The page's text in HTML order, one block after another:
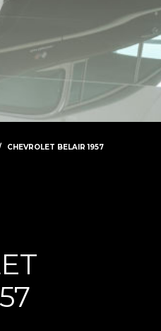
CHEVROLET BELAIR 1957